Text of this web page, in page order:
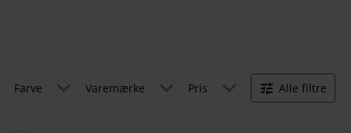
Farve Varemærke Pris Alle filtre